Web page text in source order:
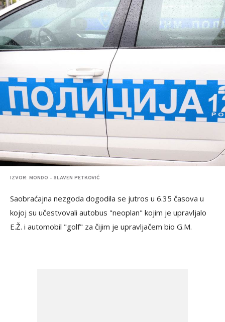
IZVOR: MONDO - SLAVEN PETKOVIĆ
Saobraćajna nezgoda dogodila se jutros u 6.35 časova u
kojoj su učestvovali autobus "neoplan" kojim je upravljalo
E.Ž. i automobil "golf" za čijim je upravljačem bio G.M.